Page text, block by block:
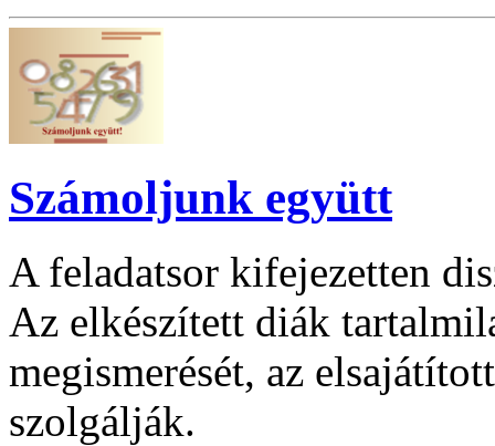
Számoljunk együtt
A feladatsor kifejezetten
Az elkészített diák
megismerését, az
szolgálják.